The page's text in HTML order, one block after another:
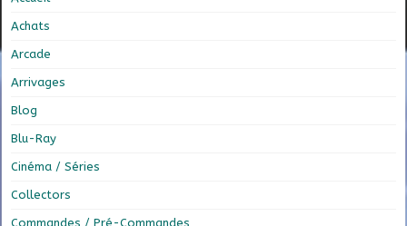
Achats
Arcade
Arrivages
Blog
Blu-Ray
Cinéma / Séries
Collectors
Commandes / Pré-Commandes